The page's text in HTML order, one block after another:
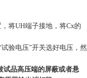
将UH端子接地，将Cx的
验电压”开关选好电压，然
试品高压端的屏蔽或者悬